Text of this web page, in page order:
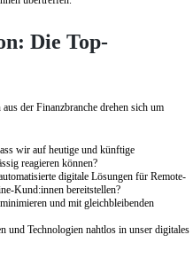
Die Top-
der Finanzbranche drehen sich um
wir auf heutige und künftige
reagieren können?
digitale Lösungen für Remote-
Kund:innen bereitstellen?
und mit gleichbleibenden
und Technologien nahtlos in unser digitales